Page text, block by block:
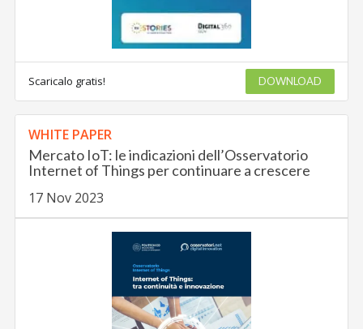
Scaricalo gratis! DOWNLOAD
WHITE PAPER
Mercato IoT: le indicazioni dell’Osservatorio
Internet of Things per continuare a crescere
17 Nov 2023